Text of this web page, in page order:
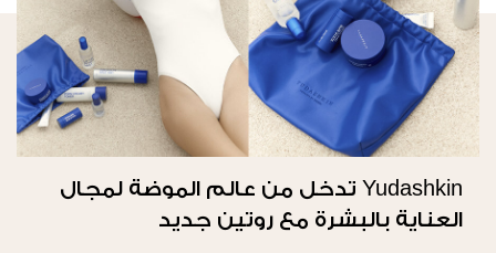
Yudashkin تدخل من عالم الموضة لمجال
العناية بالبشرة مع روتين جديد